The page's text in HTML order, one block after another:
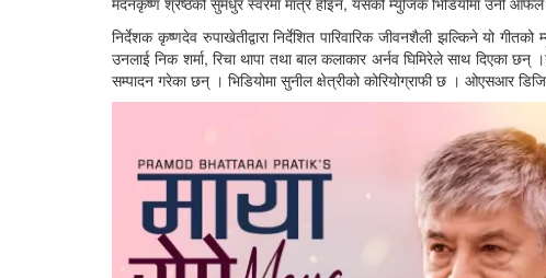
निर्देशक कृष्णदेव रुपाखेतीद्वारा निर्देशित पारिवारिक जीवनशैली झल्किने यो
उनलाई निक शर्मा, रिचा थापा तथा बाल कलाकार अर्नव घिमिरेले साथ दिएका छन्
सम्पादन गरेका छन् । भिडियोमा सुनील क्षेत्रीको कोरियोग्राफी छ । ओएसआर